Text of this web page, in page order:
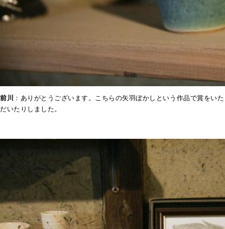
前川
：ありがとうございます。こちらの矢羽ぼかしという作品で賞をいた
だいたりしました。